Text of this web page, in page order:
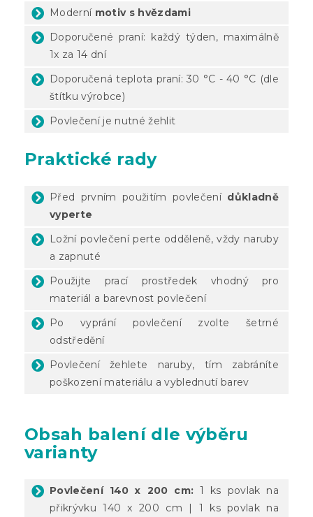
Moderní motiv s hvězdami
Doporučené praní: každý týden, maximálně
1x za 14 dní
Doporučená teplota praní: 30 °C - 40 °C (dle
štítku výrobce)
Povlečení je nutné žehlit
Praktické rady
Před prvním použitím povlečení důkladně
vyperte
Ložní povlečení perte odděleně, vždy naruby
a zapnuté
Použijte prací prostředek vhodný pro
materiál a barevnost povlečení
Po vyprání povlečení zvolte šetrné
odstředění
Povlečení žehlete naruby, tím zabráníte
poškození materiálu a vyblednutí barev
Obsah balení dle výběru
varianty
Povlečení 140 x 200 cm: 1 ks povlak na
přikrývku 140 x 200 cm | 1 ks povlak na